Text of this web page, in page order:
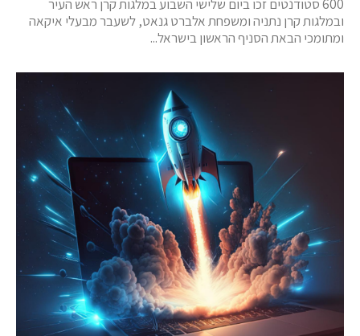
600 סטודנטים זכו ביום שלישי השבוע במלגות קרן ראש העיר
ובמלגות קרן נתניה ומשפחת אלברט גנאט, לשעבר מבעלי איקאה
ומתומכי הבאת הסניף הראשון בישראל...